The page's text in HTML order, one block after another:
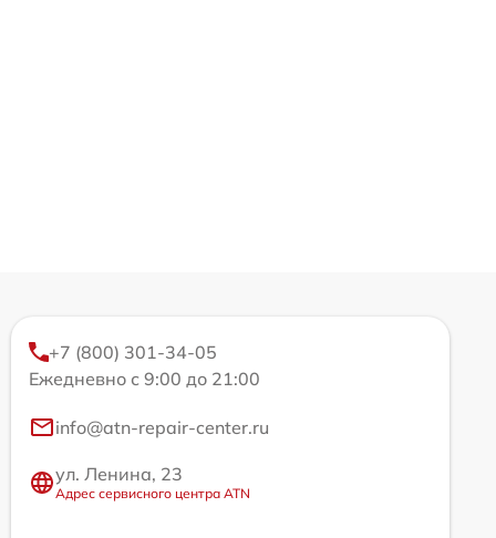
+7 (800) 301-34-05
Ежедневно с 9:00 до 21:00
info@atn-repair-center.ru
ул. Ленина, 23
Адрес сервисного центра ATN